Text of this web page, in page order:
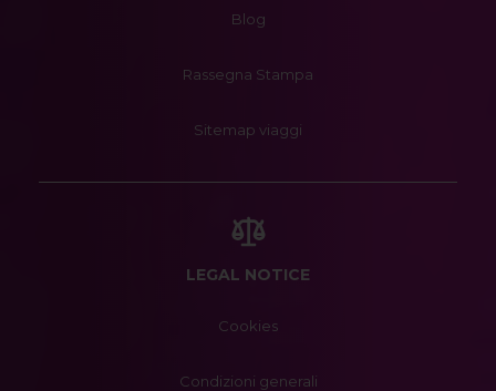
Blog
Rassegna Stampa
Sitemap viaggi
LEGAL NOTICE
Cookies
Condizioni generali